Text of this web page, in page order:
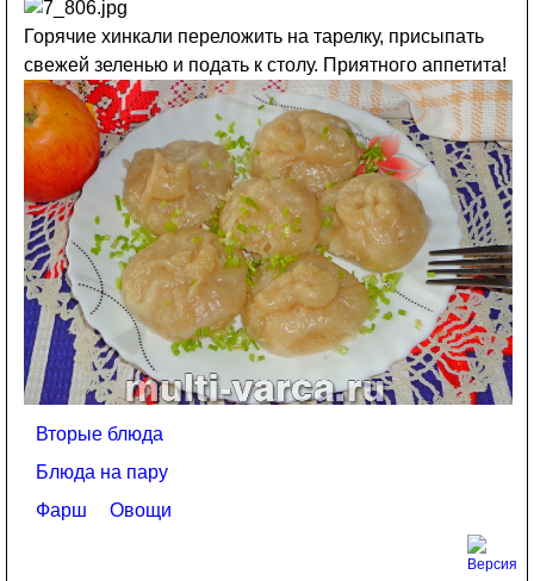
Горячие хинкали переложить на тарелку, присыпать
свежей зеленью и подать к столу. Приятного аппетита!
Вторые блюда
Блюда на пару
Фарш
Овощи